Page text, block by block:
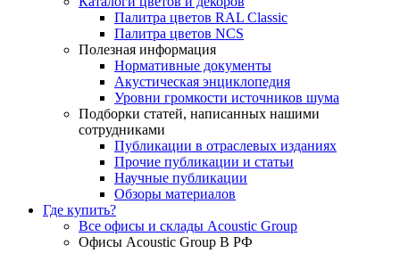
Палитра цветов RAL Сlassic
Палитра цветов NCS
Полезная информация
Нормативные документы
Акустическая энциклопедия
Уровни громкости источников шума
Подборки статей, написанных нашими
сотрудниками
Публикации в отраслевых изданиях
Прочие публикации и статьи
Научные публикации
Обзоры материалов
Где купить?
Все офисы и склады Acoustic Group
Офисы Acoustic Group В РФ